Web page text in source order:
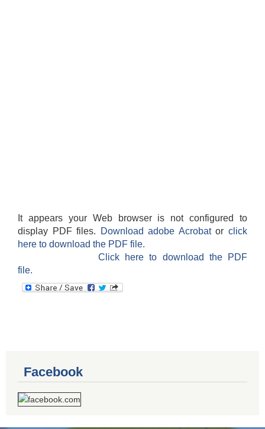
It appears your Web browser is not configured to
display PDF files.
Download adobe Acrobatorclick
here to download the PDF file.
Click here to download the PDF
file.
Facebook